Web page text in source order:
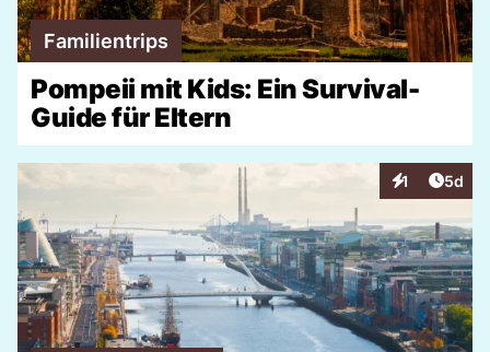
Familientrips
Pompeii mit Kids: Ein Survival-
Guide für Eltern
1
Interaktionen
5d